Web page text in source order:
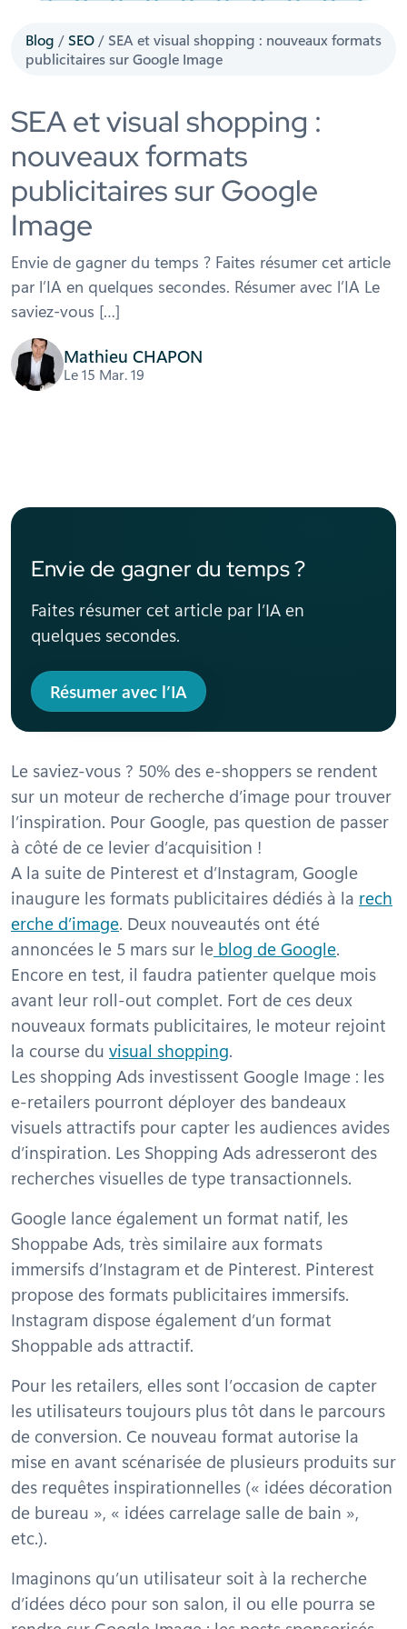
Blog /SEO /SEA et visual shopping : nouveaux formats
publicitaires sur Google Image
SEA et visual shopping :
nouveaux formats
publicitaires sur Google
Image
Envie de gagner du temps ? Faites résumer cet article
par l’IA en quelques secondes. Résumer avec l’IA Le
saviez-vous […]
Mathieu CHAPON
Le 15 Mar. 19
Envie de gagner du temps ?
Faites résumer cet article par l’IA en
quelques secondes.
Résumer avec l’IA
Le saviez-vous ? 50% des e-shoppers se rendent
sur un moteur de recherche d’image pour trouver
l’inspiration. Pour Google, pas question de passer
à côté de ce levier d’acquisition !
A la suite de Pinterest et d’Instagram, Google
inaugure les formats publicitaires dédiés à la rech
erche d’image. Deux nouveautés ont été
annoncées le 5 mars sur le blog de Google.
Encore en test, il faudra patienter quelque mois
avant leur roll-out complet. Fort de ces deux
nouveaux formats publicitaires, le moteur rejoint
la course du visual shopping.
Les shopping Ads investissent Google Image : les
e-retailers pourront déployer des bandeaux
visuels attractifs pour capter les audiences avides
d’inspiration. Les Shopping Ads adresseront des
recherches visuelles de type transactionnels.
Google lance également un format natif, les
Shoppabe Ads, très similaire aux formats
immersifs d’Instagram et de Pinterest. Pinterest
propose des formats publicitaires immersifs.
Instagram dispose également d’un format
Shoppable ads attractif.
Pour les retailers, elles sont l’occasion de capter
les utilisateurs toujours plus tôt dans le parcours
de conversion. Ce nouveau format autorise la
mise en avant scénarisée de plusieurs produits sur
des requêtes inspirationnelles (« idées décoration
de bureau », « idées carrelage salle de bain »,
etc.).
Imaginons qu’un utilisateur soit à la recherche
d’idées déco pour son salon, il ou elle pourra se